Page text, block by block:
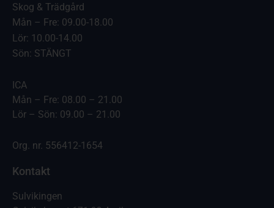
Skog & Trädgård
Mån – Fre: 09.00-18.00
Lör: 10.00-14.00
Sön: STÄNGT
ICA
Mån – Fre: 08.00 – 21.00
Lör – Sön: 09.00 – 21.00
Org. nr. 556412-1654
Kontakt
Sulvikingen